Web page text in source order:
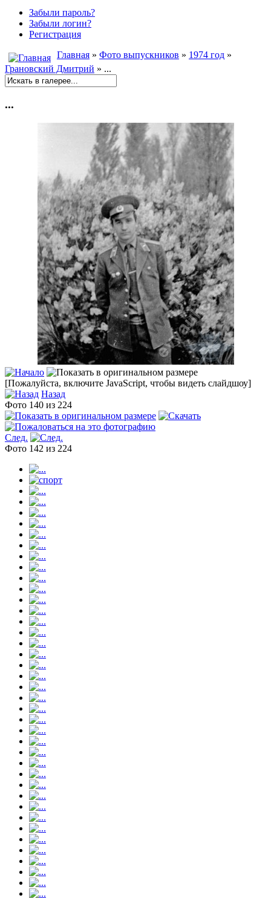
Забыли пароль?
Забыли логин?
Регистрация
Главная » Фото выпускников » 1974 год »
Грановский Дмитрий » ...
...
[Пожалуйста, включите JavaScript, чтобы видеть слайдшоу]
Назад
Фото 140 из 224
След.
Фото 142 из 224